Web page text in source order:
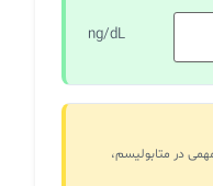
ng/dL
در متابولیسم،